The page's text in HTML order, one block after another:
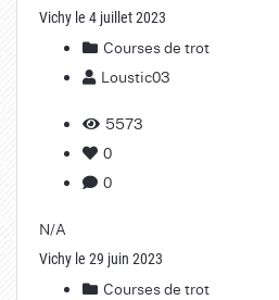
Vichy le 4 juillet 2023
Courses de trot
Loustic03
5573
0
0
N/A
Vichy le 29 juin 2023
Courses de trot